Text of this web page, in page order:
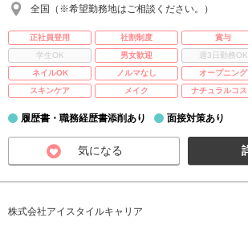
全国（※希望勤務地はご相談ください。）
正社員登用 社割制度 賞与
学生OK
男女歓迎 週3日勤務OK
ネイルOK
ノルマなし オープニング
スキンケア
メイク ナチュラルコス
履歴書・職務経歴書添削あり 面接対策あり
気になる
株式会社アイスタイルキャリア